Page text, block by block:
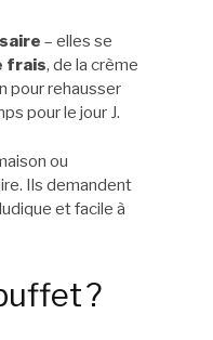
– elles se
frais, de la crème
pour rehausser
pour le jour J.
ou
Ils demandent
et facile à
?